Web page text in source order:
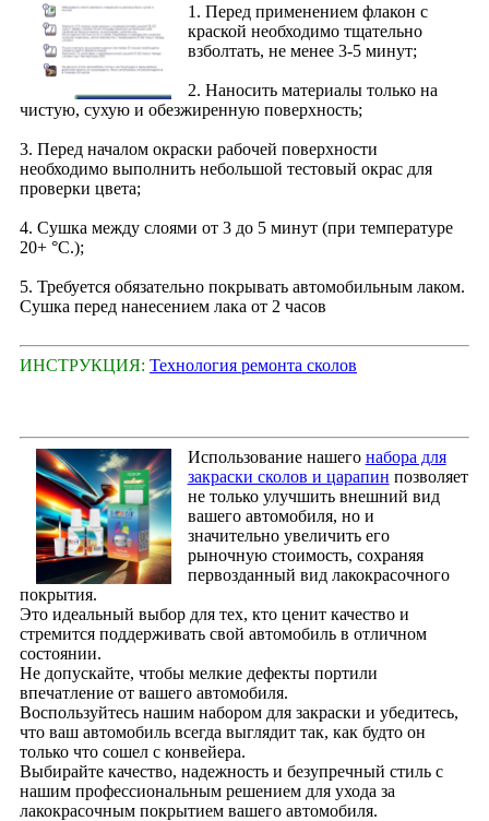
1. Перед применением флакон с
краской необходимо тщательно
взболтать, не менее 3-5 минут;
2. Наносить материалы только на
чистую, сухую и обезжиренную поверхность;
3. Перед началом окраски рабочей поверхности
необходимо выполнить небольшой тестовый окрас для
проверки цвета;
4. Сушка между слоями от 3 до 5 минут (при температуре
20+ °С.);
5. Требуется обязательно покрывать автомобильным лаком.
Сушка перед нанесением лака от 2 часов
ИНСТРУКЦИЯ: Технология ремонта сколов
Использование нашего набора для
закраски сколов и царапин позволяет
не только улучшить внешний вид
вашего автомобиля, но и
значительно увеличить его
рыночную стоимость, сохраняя
первозданный вид лакокрасочного
покрытия.
Это идеальный выбор для тех, кто ценит качество и
стремится поддерживать свой автомобиль в отличном
состоянии.
Не допускайте, чтобы мелкие дефекты портили
впечатление от вашего автомобиля.
Воспользуйтесь нашим набором для закраски и убедитесь,
что ваш автомобиль всегда выглядит так, как будто он
только что сошел с конвейера.
Выбирайте качество, надежность и безупречный стиль с
нашим профессиональным решением для ухода за
лакокрасочным покрытием вашего автомобиля.